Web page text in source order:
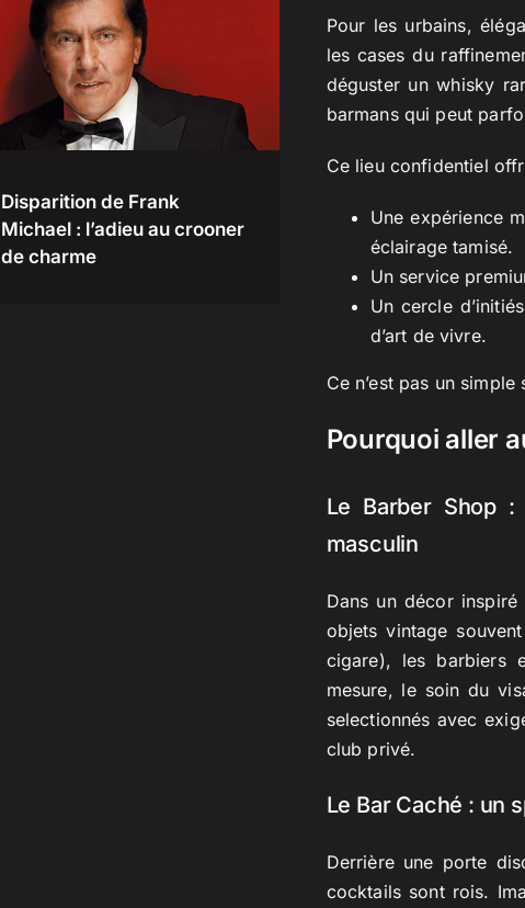
Disparition de Frank
Michael : l’adieu au crooner
de charme
Pour les urbains,
les cases du
déguster un whisky
barmans qui peut
Ce lieu confidentiel
Une expérience
éclairage tamisé.
Un service
Un cercle
d’art de vivre.
Ce n’est pas un
Pourquoi aller
Le Barber Shop
masculin
Dans un décor
objets vintage
cigare), les barbiers
mesure, le soin du
selectionnés avec
club privé.
Le Bar Caché : un
Derrière une porte
cocktails sont rois.